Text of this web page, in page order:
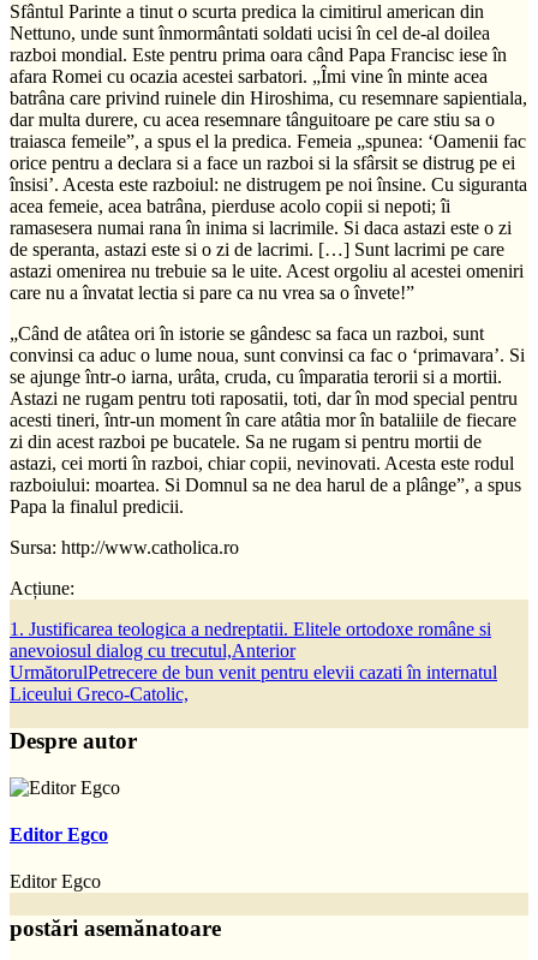
Sfântul Parinte a tinut o scurta predica la cimitirul american din
Nettuno, unde sunt înmormântati soldati ucisi în cel de-al doilea
razboi mondial. Este pentru prima oara când Papa Francisc iese în
afara Romei cu ocazia acestei sarbatori. „Îmi vine în minte acea
batrâna care privind ruinele din Hiroshima, cu resemnare sapientiala,
dar multa durere, cu acea resemnare tânguitoare pe care stiu sa o
traiasca femeile”, a spus el la predica. Femeia „spunea: ‘Oamenii fac
orice pentru a declara si a face un razboi si la sfârsit se distrug pe ei
însisi’. Acesta este razboiul: ne distrugem pe noi însine. Cu siguranta
acea femeie, acea batrâna, pierduse acolo copii si nepoti; îi
ramasesera numai rana în inima si lacrimile. Si daca astazi este o zi
de speranta, astazi este si o zi de lacrimi. […] Sunt lacrimi pe care
astazi omenirea nu trebuie sa le uite. Acest orgoliu al acestei omeniri
care nu a învatat lectia si pare ca nu vrea sa o învete!”
„Când de atâtea ori în istorie se gândesc sa faca un razboi, sunt
convinsi ca aduc o lume noua, sunt convinsi ca fac o ‘primavara’. Si
se ajunge într-o iarna, urâta, cruda, cu împaratia terorii si a mortii.
Astazi ne rugam pentru toti raposatii, toti, dar în mod special pentru
acesti tineri, într-un moment în care atâtia mor în bataliile de fiecare
zi din acest razboi pe bucatele. Sa ne rugam si pentru mortii de
astazi, cei morti în razboi, chiar copii, nevinovati. Acesta este rodul
razboiului: moartea. Si Domnul sa ne dea harul de a plânge”, a spus
Papa la finalul predicii.
Sursa: http://www.catholica.ro
Acțiune:
1. Justificarea teologica a nedreptatii. Elitele ortodoxe române si
anevoiosul dialog cu trecutul,Anterior
UrmătorulPetrecere de bun venit pentru elevii cazati în internatul
Liceului Greco-Catolic,
Despre autor
Editor Egco
Editor Egco
postări asemănatoare